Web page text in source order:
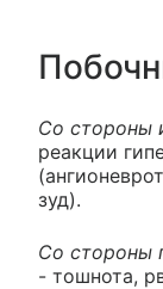
Со стороны
реакции
зуд).
Со стороны
- тошнота,